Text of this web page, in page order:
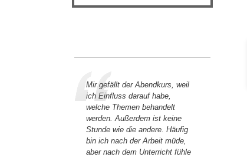
Mir gefällt der Abendkurs, weil
ich Einfluss darauf habe,
welche Themen behandelt
werden. Außerdem ist keine
Stunde wie die andere. Häufig
bin ich nach der Arbeit müde,
aber nach dem Unterricht fühle